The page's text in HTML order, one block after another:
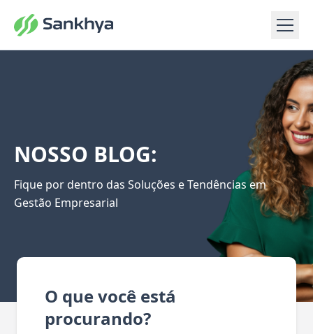
NOSSO BLOG:
Fique por dentro das Soluções e Tendências em
Gestão Empresarial
O que você está
procurando?